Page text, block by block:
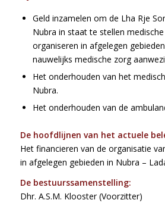
Geld inzamelen om de Lha Rje
Nubra in staat te stellen
organiseren in afgelegen
nauwelijks medische zorg
Het onderhouden van het
Nubra.
Het onderhouden van de
De hoofdlijnen van het actuele
Het financieren van de organisatie
in afgelegen gebieden in Nubra –
De bestuurssamenstelling:
Dhr. A.S.M. Klooster (Voorzitter)